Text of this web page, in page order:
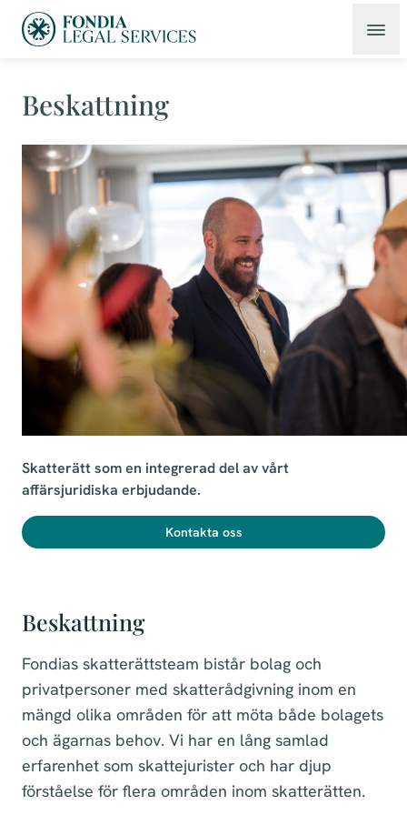
Beskattning
Skatterätt som en integrerad del av vårt
affärsjuridiska erbjudande.
Kontakta oss
Beskattning
Fondias skatterättsteam bistår bolag och
privatpersoner med skatterådgivning inom en
mängd olika områden för att möta både bolagets
och ägarnas behov. Vi har en lång samlad
erfarenhet som skattejurister och har djup
förståelse för flera områden inom skatterätten.